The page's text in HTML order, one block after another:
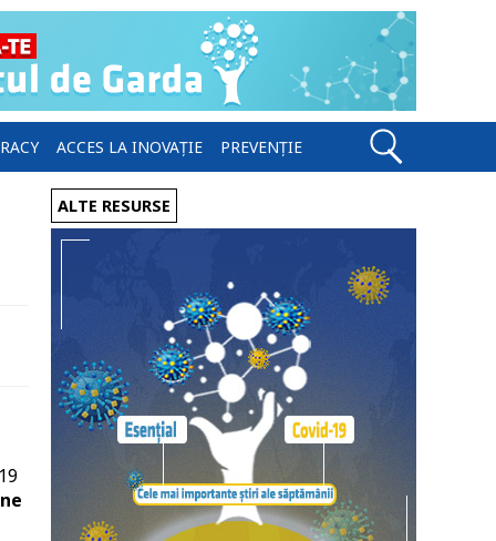
ACCES LA INOVAȚIE PREVENȚIE
ALTE RESURSE